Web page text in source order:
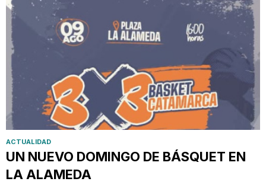
ACTUALIDAD
UN NUEVO DOMINGO DE BÁSQUET EN
LA ALAMEDA